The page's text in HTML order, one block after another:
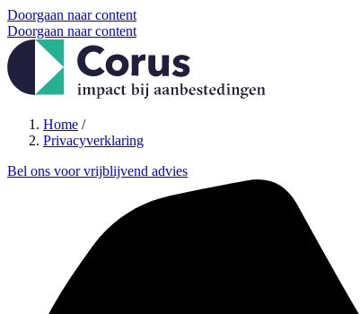
Doorgaan naar content
Doorgaan naar content
Home /
Privacyverklaring
Bel ons voor vrijblijvend advies